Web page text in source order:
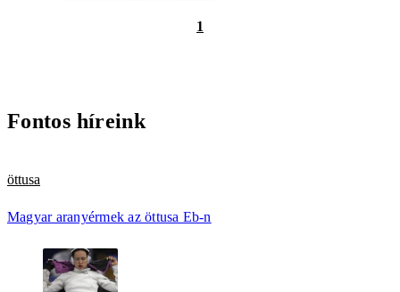
1
Fontos híreink
öttusa
Magyar aranyérmek az öttusa Eb-n